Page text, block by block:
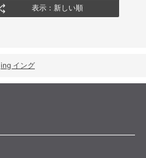
表示：新しい順
ing イング